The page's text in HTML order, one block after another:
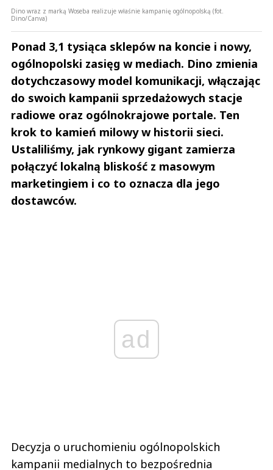
Dino wraz z marką Woseba realizuje właśnie kampanię ogólnopolską (fot.
Dino/Canva)
Ponad 3,1 tysiąca sklepów na koncie i nowy,
ogólnopolski zasięg w mediach. Dino zmienia
dotychczasowy model komunikacji, włączając
do swoich kampanii sprzedażowych stacje
radiowe oraz ogólnokrajowe portale. Ten
krok to kamień milowy w historii sieci.
Ustaliliśmy, jak rynkowy gigant zamierza
połączyć lokalną bliskość z masowym
marketingiem i co to oznacza dla jego
dostawców.
ad
Decyzja o uruchomieniu ogólnopolskich
kampanii medialnych to bezpośrednia